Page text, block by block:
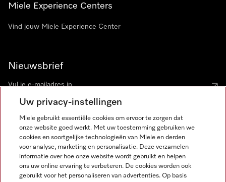
Miele Experience Centers
Vind jouw Miele Experience Center
Nieuwsbrief
Miele op Instagram
Miele op Facebook
Miele op Youtube
Uw privacy-instellingen
Miele gebruikt essentiële cookies om ervoor te zorgen dat
onze website goed werkt. Met uw toestemming gebruiken we
cookies en soortgelijke technologieën van Miele en derden
voor analyse, marketing en personalisatie. Deze verzamelen
informatie over hoe onze website wordt gebruikt en helpen
ons uw online ervaring te verbeteren. De cookies worden ook
gebruikt voor het personaliseren van advertenties. Op basis